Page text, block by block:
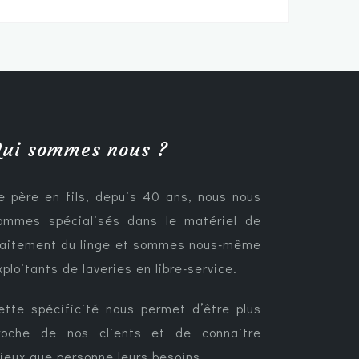
sommes nous ?
père en fils, depuis 40 ans, nous nous
spécialisés dans le matériel de
du linge et sommes nous-même
de laveries en libre-service.
spécificité nous permet d’être plus
de nos clients et de connaitre